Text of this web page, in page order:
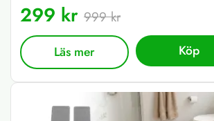
299 kr 999 kr
Läs mer Köp